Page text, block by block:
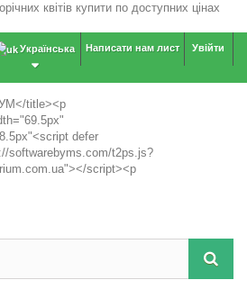
Увійти
Написати нам лист
Українська